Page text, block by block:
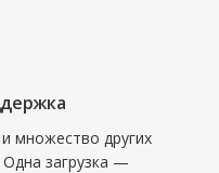
и множество других
загрузка —